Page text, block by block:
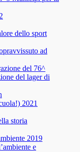
dello sport
ad
del 76^
del lager di
2021
storia
2019
e